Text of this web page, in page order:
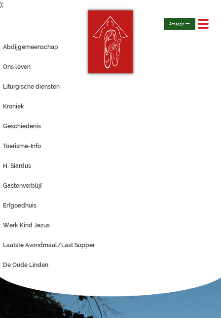
);
Toggle
Jongerlo
Abdijgemeenschap
Ons leven
Liturgische diensten
Kroniek
Geschiedenis
Toerisme-Info
H. Siardus
Gastenverblijf
Erfgoedhuis
Werk Kind Jezus
Laatste Avondmaal/Last Supper
De Oude Linden